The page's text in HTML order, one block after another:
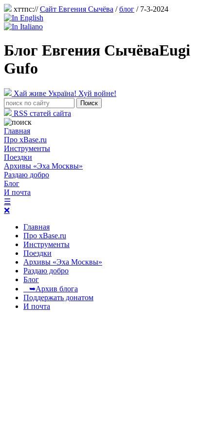
хттпс://Сайт Евгения Сычёва /блог / 7-3-2024
Блог Евгения СычёваEugi
Gufo
Хай живе Україна! Хуй войне!
RSS статей сайта
Главная
Про xBase.ru
Инструменты
Поездки
Архивы «Эха Москвы»
Раздаю добро
Блог
И почта
☰
❌
Главная
Про xBase.ru
Инструменты
Поездки
Архивы «Эха Москвы»
Раздаю добро
Блог
➥Архив блога
Поддержать донатом
И почта